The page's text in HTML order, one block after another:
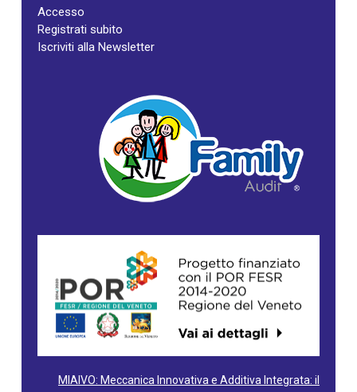
Accesso
Registrati subito
Iscriviti alla Newsletter
MIAIVO: Meccanica Innovativa e Additiva Integrata: il